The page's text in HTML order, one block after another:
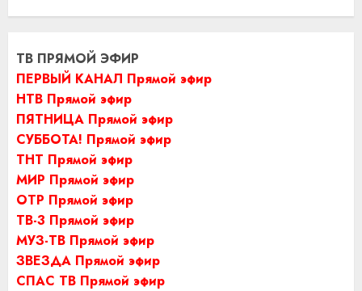
ТВ ПРЯМОЙ ЭФИР
ПЕРВЫЙ КАНАЛ Прямой эфир
НТВ Прямой эфир
ПЯТНИЦА Прямой эфир
СУББОТА! Прямой эфир
ТНТ Прямой эфир
МИР Прямой эфир
ОТР Прямой эфир
ТВ-3 Прямой эфир
МУЗ-ТВ Прямой эфир
ЗВЕЗДА Прямой эфир
СПАС ТВ Прямой эфир